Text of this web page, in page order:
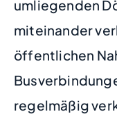
umliegenden
miteinander
öffentlichen
regelmäßig